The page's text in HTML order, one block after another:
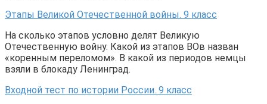
Этапы Великой Отечественной войны. 9 класс
На сколько этапов условно делят Великую
Отечественную войну. Какой из этапов ВОв назван
«коренным переломом». В какой из периодов немцы
взяли в блокаду Ленинград.
Входной тест по истории России. 9 класс